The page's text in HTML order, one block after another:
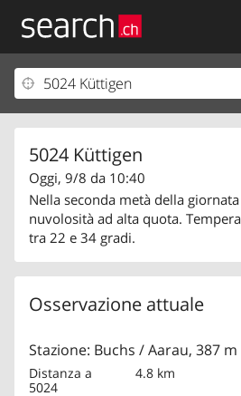
5024 Küttigen
Oggi, 9/8 da 10:40
Nella seconda metà della giornata
nuvolosità ad alta quota.
tra 22 e 34 gradi.
Osservazione attuale
Stazione: Buchs / Aarau, 387 m
Distanza a
5024
4.8 km
Il vostro profolio
Area clienti